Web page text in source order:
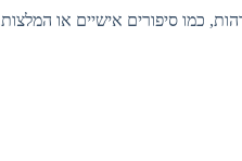
כמו סיפורים אישיים או